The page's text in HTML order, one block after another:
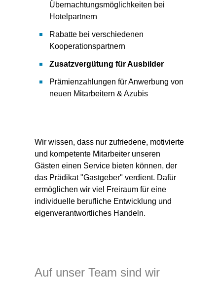
Übernachtungsmöglichkeiten bei
Hotelpartnern
Rabatte bei verschiedenen
Kooperationspartnern
Zusatzvergütung für Ausbilder
Prämienzahlungen für Anwerbung von
neuen Mitarbeitern & Azubis
Wir wissen, dass nur zufriedene, motivierte
und kompetente Mitarbeiter unseren
Gästen einen Service bieten können, der
das Prädikat "Gastgeber" verdient. Dafür
ermöglichen wir viel Freiraum für eine
individuelle berufliche Entwicklung und
eigenverantwortliches Handeln.
Auf unser Team sind wir